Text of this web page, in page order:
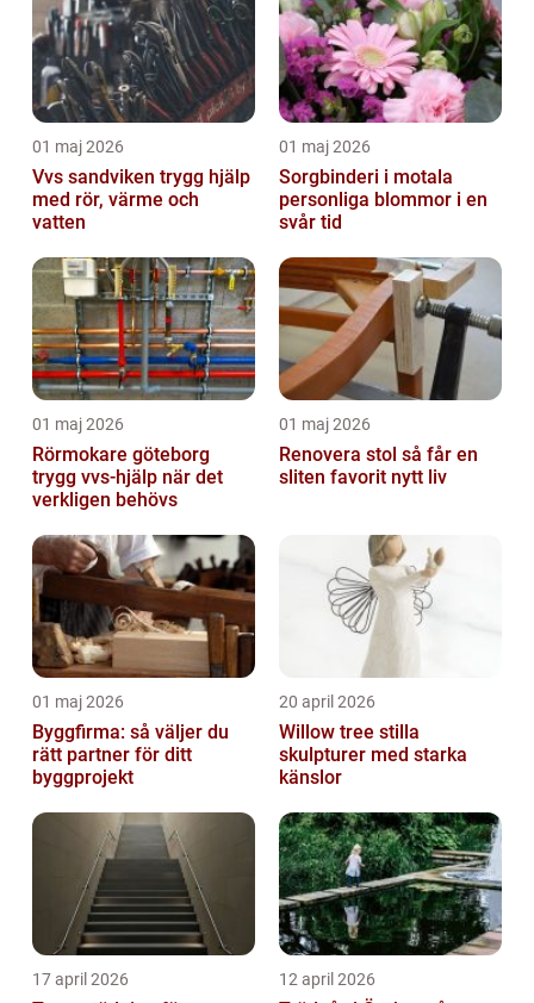
01 maj 2026
Vvs sandviken trygg hjälp
med rör, värme och
vatten
01 maj 2026
Sorgbinderi i motala
personliga blommor i en
svår tid
01 maj 2026
Rörmokare göteborg
trygg vvs-hjälp när det
verkligen behövs
01 maj 2026
Renovera stol så får en
sliten favorit nytt liv
01 maj 2026
Byggfirma: så väljer du
rätt partner för ditt
byggprojekt
20 april 2026
Willow tree stilla
skulpturer med starka
känslor
17 april 2026 12 april 2026